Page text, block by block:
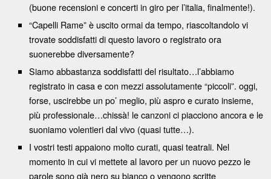
(buone recensioni e concerti in giro per l’italia, finalmente!).
“Capelli Rame” è uscito ormai da tempo, riascoltandolo vi
trovate soddisfatti di questo lavoro o registrato ora
suonerebbe diversamente?
Siamo abbastanza soddisfatti del risultato…l’abbiamo
registrato in casa e con mezzi assolutamente “piccoli”. oggi,
forse, uscirebbe un po’ meglio, più aspro e curato insieme,
più professionale…chissà! le canzoni ci piacciono ancora e le
suoniamo volentieri dal vivo (quasi tutte…).
I vostri testi appaiono molto curati, quasi teatrali. Nel
momento in cui vi mettete al lavoro per un nuovo pezzo le
parole sono già nero su bianco o vengono scritte